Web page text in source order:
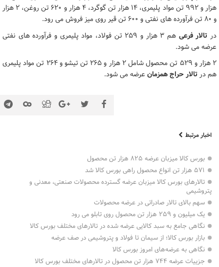
هزار و ۹۹۲ تن مواد پلیمری، ۱۴ هزار تن گوگرد، ۴ هزار و ۶۲۰ تن روغن، ۲ هزار
و ۸۰ تن فرآورده های نفتی و ۶۰۰ تن قیر روی میز فروش می رود.
در تالار فرعی
هم ۳ هزار و ۲۵۹ تن فولاد، مواد پلیمری و فرآورده های نفتی
عرضه می شود.
۲ هزار و ۵۲۹ تن محصول شامل ۲ هزار و ۲۶۵ تن تیشو و ۲۶۴ تن مواد پلیمری
هم درتالار حراج همزمان عرضه می شود.
اخبار مرتبط
بورس کالا میزبان عرضه ۸۲۵ هزار تن محصول
۵۷۱ هزار تن انواع محصول راهی بورس کالا شد
تالارهای بورس کالا میزبان عرضه گسترده محصولات صنعتی، معدنی و
پتروشیمی
سهم بالای تالار صادراتی در عرضه محصولات
یک میلیون و ۲۵۹ هزار تن محصول روی تابلو می رود
نگاهی جامع به سبد کالایی عرضه شده در تالارهای مختلف بورس کالا
بازار بورس کالا؛ از سیمان تا فولاد و پتروشیمی در صف عرضه
نگاهی به عرضه‌های امروز بورس کالا
جزییات عرضه ۷۴۴ هزار تن محصول در تالارهای مختلف بورس کالا